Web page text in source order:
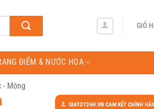
GIỎ
ĐIỂM & NƯỚC HOA
- Móng
GIATOT24H.VN CAM KẾT CHÍNH